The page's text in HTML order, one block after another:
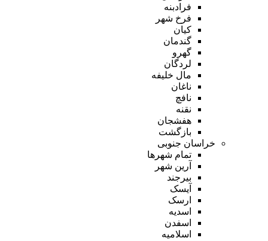
فرادبنه
فرخ شهر
کیان
گندمان
گهرو
لردگان
مال خلیفه
ناغان
نافچ
نقنه
هفشجان
بازگشت
خراسان جنوبی
تمام شهر‌ها
آرین شهر
بیرجند
آیسک
ارسک
اسدیه
اسفدن
اسلامیه